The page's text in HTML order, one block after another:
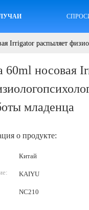
Irrigator распыляет
60ml носовая
младенца
о продукте:
Китай
KAIYU
NC210